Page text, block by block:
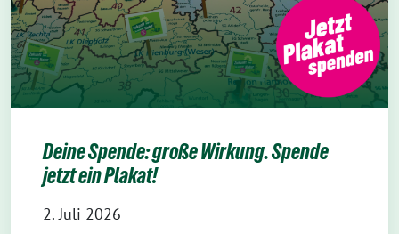
Deine Spende: große Wirkung. Spende
jetzt ein Plakat!
2. Juli 2026